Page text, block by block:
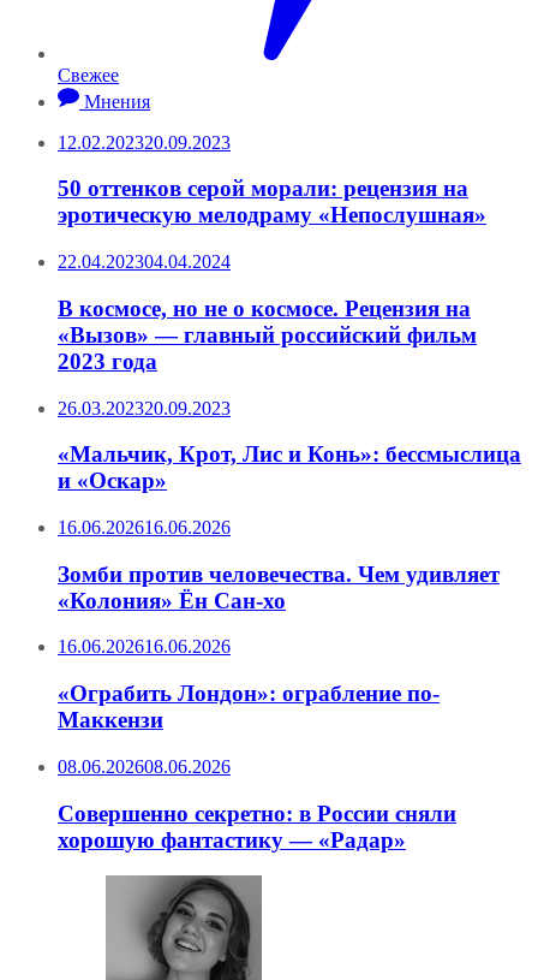
Свежее
Мнения
12.02.202320.09.2023
50 оттенков серой морали: рецензия на
эротическую мелодраму «Непослушная»
22.04.202304.04.2024
В космосе, но не о космосе. Рецензия на
«Вызов» — главный российский фильм
2023 года
26.03.202320.09.2023
«Мальчик, Крот, Лис и Конь»: бессмыслица
и «Оскар»
16.06.202616.06.2026
Зомби против человечества. Чем удивляет
«Колония» Ён Сан-хо
16.06.202616.06.2026
«Ограбить Лондон»: ограбление по-
Маккензи
08.06.202608.06.2026
Совершенно секретно: в России сняли
хорошую фантастику — «Радар»